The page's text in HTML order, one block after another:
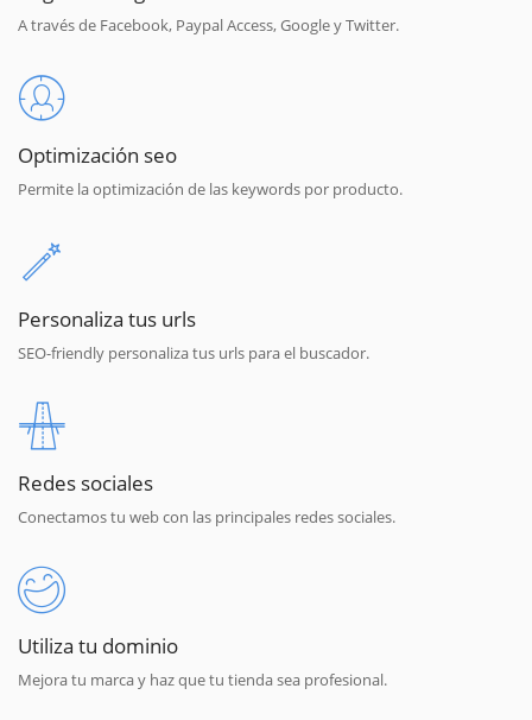
A través de Facebook, Paypal Access, Google y Twitter.
Optimización seo
Permite la optimización de las keywords por producto.
Personaliza tus urls
SEO-friendly personaliza tus urls para el buscador.
Redes sociales
Conectamos tu web con las principales redes sociales.
Utiliza tu dominio
Mejora tu marca y haz que tu tienda sea profesional.